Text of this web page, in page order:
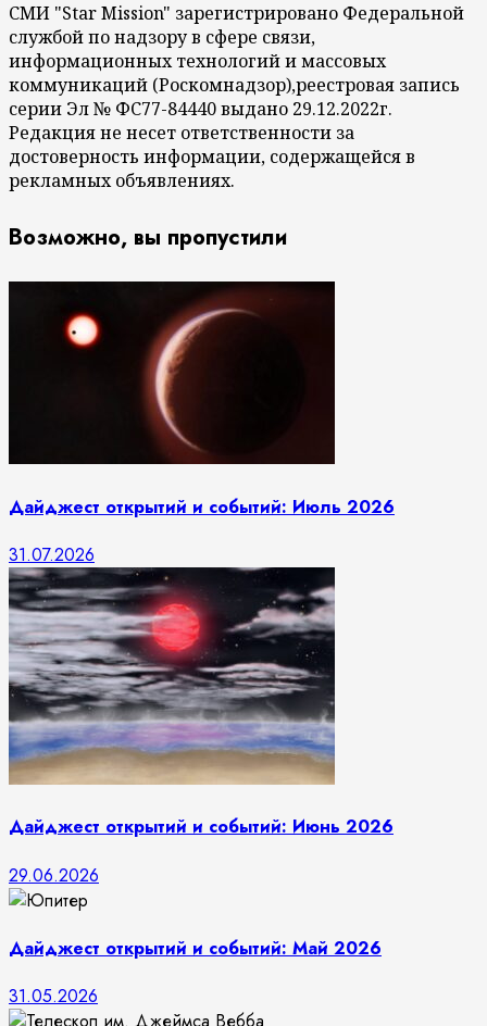
СМИ "Star Mission" зарегистрировано Федеральной
службой по надзору в сфере связи,
информационных технологий и массовых
коммуникаций (Роскомнадзор),реестровая запись
серии Эл № ФС77-84440 выдано 29.12.2022г.
Редакция не несет ответственности за
достоверность информации, содержащейся в
рекламных объявлениях.
Возможно, вы пропустили
Дайджест открытий и событий: Июль 2026
31.07.2026
Дайджест открытий и событий: Июнь 2026
29.06.2026
Дайджест открытий и событий: Май 2026
31.05.2026